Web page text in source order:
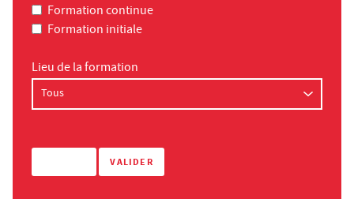
Formation continue
Formation initiale
Lieu de la formation